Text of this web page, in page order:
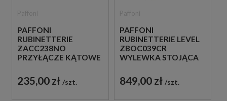
PAFFONI
RUBINETTERIE
ZACC238NO
PRZYŁĄCZE KĄTOWE
235,00 zł szt.
PAFFONI
RUBINETTERIE LEVEL
ZBOC039CR
WYLEWKA STOJĄCA
849,00 zł szt.